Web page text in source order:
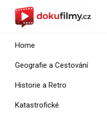
Home
Geografie a Cestování
Historie a Retro
Katastrofické